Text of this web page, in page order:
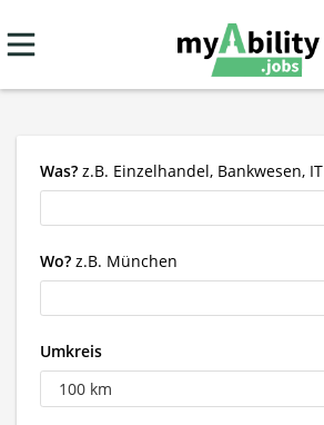
Was? z.B. Einzelhandel, Bankwesen, IT
Wo? z.B. München
Umkreis